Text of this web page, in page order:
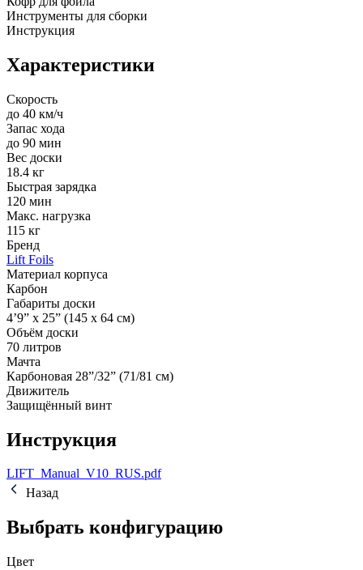
Инструменты для сборки
Инструкция
Характеристики
Скорость
до 40 км/ч
Запас хода
до 90 мин
Вес доски
18.4 кг
Быстрая зарядка
120 мин
Макс. нагрузка
115 кг
Бренд
Lift Foils
Материал корпуса
Карбон
Габариты доски
4’9” x 25” (145 x 64 см)
Объём доски
70 литров
Мачта
Карбоновая 28”/32” (71/81 см)
Движитель
Защищённый винт
Инструкция
LIFT_Manual_V10_RUS.pdf
Назад
Выбрать конфигурацию
Цвет